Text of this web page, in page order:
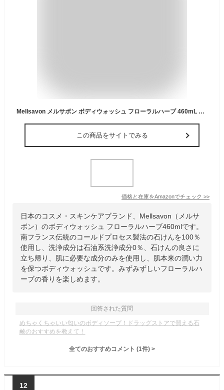
Mellsavon メルサボン ボディウォッシュ フローラルハーブ 460mL フローラルの香り ボディソープ 石けん 100% 石鹸
この商品をサイトでみる
価格と在庫をAmazonでチェック >>
日本のコスメ・スキンケアブランド、Mellsavon（メルサ
ボン）のボディウォッシュ フローラルハーブ460mlです。
南フランス伝統のコールドプロセス製法の石けんを100％
使用し、洗浄成分は石油系洗浄成分0％、石けんの良さに
立ち帰り、肌に必要な成分のみを使用し、肌本来の潤い力
を保つボディウォッシュです。みずみずしいフローラルハ
ーブの香りを楽しめます。
回答された質問
めちゃくちゃいい匂いのボディソープ！ドラッグストアで買える石
鹸のおすすめを教えて！
全てのおすすめコメント (1件) >
12